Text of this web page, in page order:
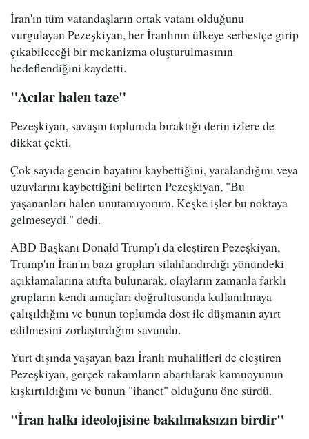
İran'ın tüm vatandaşların ortak vatanı olduğunu
vurgulayan Pezeşkiyan, her İranlının ülkeye serbestçe girip
çıkabileceği bir mekanizma oluşturulmasının
hedeflendiğini kaydetti.
"Acılar halen taze"
Pezeşkiyan, savaşın toplumda bıraktığı derin izlere de
dikkat çekti.
Çok sayıda gencin hayatını kaybettiğini, yaralandığını veya
uzuvlarını kaybettiğini belirten Pezeşkiyan, "Bu
yaşananları halen unutamıyorum. Keşke işler bu noktaya
gelmeseydi." dedi.
ABD Başkanı Donald Trump'ı da eleştiren Pezeşkiyan,
Trump'ın İran'ın bazı grupları silahlandırdığı yönündeki
açıklamalarına atıfta bulunarak, olayların zamanla farklı
grupların kendi amaçları doğrultusunda kullanılmaya
çalışıldığını ve bunun toplumda dost ile düşmanın ayırt
edilmesini zorlaştırdığını savundu.
Yurt dışında yaşayan bazı İranlı muhalifleri de eleştiren
Pezeşkiyan, gerçek rakamların abartılarak kamuoyunun
kışkırtıldığını ve bunun "ihanet" olduğunu öne sürdü.
"İran halkı ideolojisine bakılmaksızın birdir"